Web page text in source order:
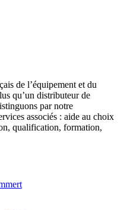
de l’équipement et du
qu’un distributeur de
par notre
associés : aide au choix
qualification, formation,